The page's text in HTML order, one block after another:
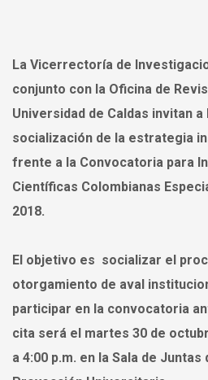
La Vicerrectoría de
conjunto con la Oficina de
Universidad de Caldas invitan a
socialización de la estrategia
frente a la Convocatoria para
Científicas Colombianas
2018.
El objetivo es socializar el
otorgamiento de aval
participar en la convocatoria
cita será el martes 30 de
a 4:00 p.m. en la Sala de